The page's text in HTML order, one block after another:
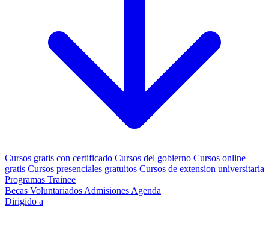
Cursos gratis con certificado Cursos del gobierno Cursos online
gratis Cursos presenciales gratuitos Cursos de extension universitaria
Programas Trainee
Becas Voluntariados Admisiones Agenda
Dirigido a